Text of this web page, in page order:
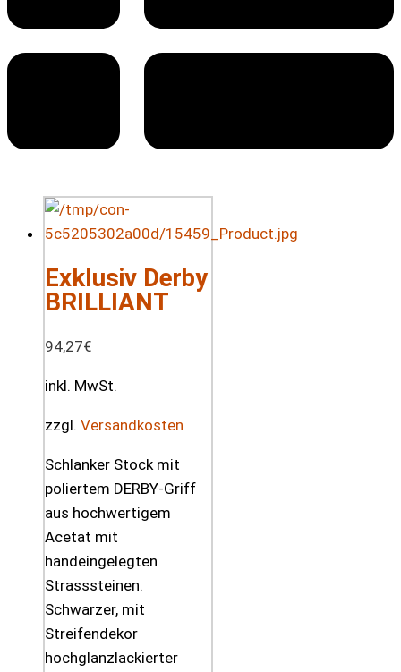
Exklusiv Derby
BRILLIANT
94,27€
inkl. MwSt.
zzgl. Versandkosten
Schlanker Stock mit
poliertem DERBY-Griff
aus hochwertigem
Acetat mit
handeingelegten
Strasssteinen.
Schwarzer, mit
Streifendekor
hochglanzlackierter